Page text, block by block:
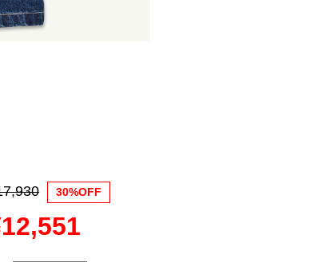
30%OFF